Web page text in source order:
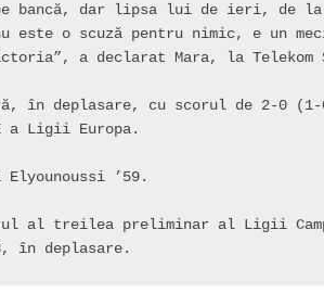
dar lipsa lui de ieri, de la
o scuză pentru nimic, e un
a declarat Mara, la Telekom
în deplasare, cu scorul de 2-0 (1-
a Ligii Europa.
’59.
al treilea preliminar al Ligii
în deplasare.